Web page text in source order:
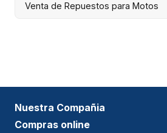
Venta de Repuestos para Motos
Nuestra Compañia
Compras online